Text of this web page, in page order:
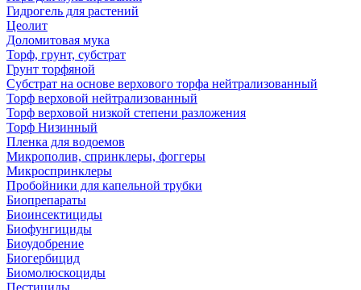
Гидрогель для растений
Цеолит
Доломитовая мука
Торф, грунт, субстрат
Грунт торфяной
Субстрат на основе верхового торфа нейтрализованный
Торф верховой нейтрализованный
Торф верховой низкой степени разложения
Торф Низинный
Пленка для водоемов
Микрополив, спринклеры, фоггеры
Микроспринклеры
Пробойники для капельной трубки
Биопрепараты
Биоинсектициды
Биофунгициды
Биоудобрение
Биогербицид
Биомолюскоциды
Пестициды